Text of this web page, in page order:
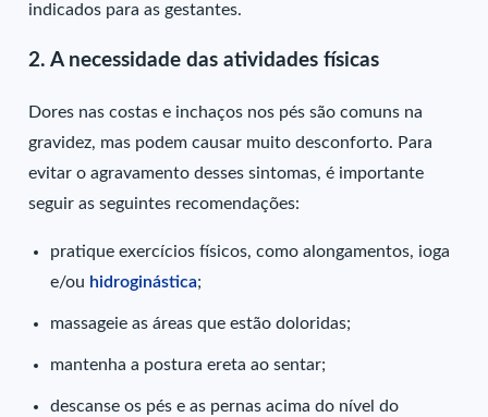
indicados para as gestantes.
2. A necessidade das atividades físicas
Dores nas costas e inchaços nos pés são comuns na
gravidez, mas podem causar muito desconforto. Para
evitar o agravamento desses sintomas, é importante
seguir as seguintes recomendações:
pratique exercícios físicos, como alongamentos, ioga
e/ou hidroginástica;
massageie as áreas que estão doloridas;
mantenha a postura ereta ao sentar;
descanse os pés e as pernas acima do nível do